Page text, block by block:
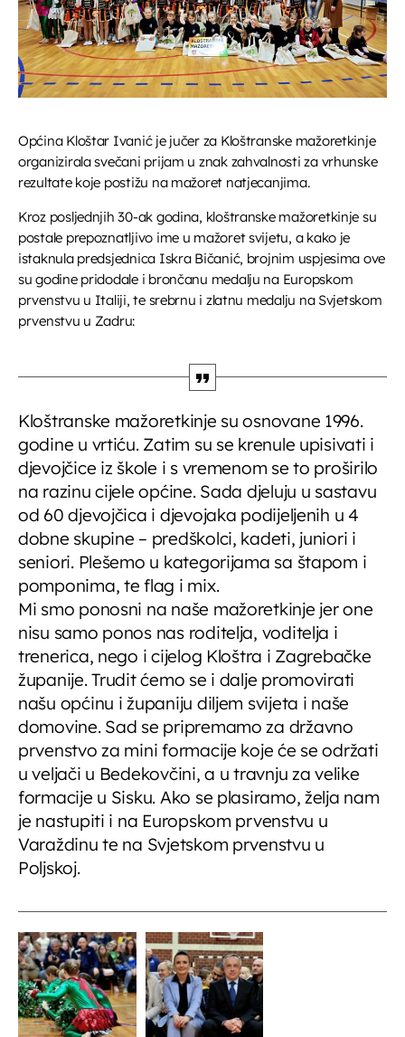
UPRAVO ETERU
Glazba
08:15 - 08:45 more_vert
Glazbeni blok
Opustite se uz odabrane glazbene hitove između
emisija. Blok dobre glazbe donosi lagane ritmove,
close
DANAS NA PROGRAMU
08:45 - 09:00
Radio vremeplov
radnim danom i subotom u 9,00 (do 5
min), repriza u 16,30
09:00 - 09:40
Obavijesti
09:40 - 09:45
EPP reklame
09:45 - 10:00
Telefonski oglasi
10:00 - 10:15
Općina Kloštar Ivanić je jučer za Kloštranske mažoretkinje
organizirala svečani prijam u znak zahvalnosti za vrhunske
rezultate koje postižu na mažoret natjecanjima.
Kroz posljednjih 30-ak godina, kloštranske mažoretkinje su
postale prepoznatljivo ime u mažoret svijetu, a kako je
istaknula predsjednica Iskra Bičanić, brojnim uspjesima ove
su godine pridodale i brončanu medalju na Europskom
prvenstvu u Italiji, te srebrnu i zlatnu medalju na Svjetskom
prvenstvu u Zadru:
Kloštranske mažoretkinje su osnovane 1996.
godine u vrtiću. Zatim su se krenule upisivati i
djevojčice iz škole i s vremenom se to proširilo
na razinu cijele općine. Sada djeluju u sastavu
od 60 djevojčica i djevojaka podijeljenih u 4
dobne skupine – predškolci, kadeti, juniori i
seniori. Plešemo u kategorijama sa štapom i
pomponima, te flag i mix.
Mi smo ponosni na naše mažoretkinje jer one
nisu samo ponos nas roditelja, voditelja i
trenerica, nego i cijelog Kloštra i Zagrebačke
županije. Trudit ćemo se i dalje promovirati
našu općinu i županiju diljem svijeta i naše
domovine. Sad se pripremamo za državno
prvenstvo za mini formacije koje će se održati
u veljači u Bedekovčini, a u travnju za velike
formacije u Sisku. Ako se plasiramo, želja nam
je nastupiti i na Europskom prvenstvu u
Varaždinu te na Svjetskom prvenstvu u
Poljskoj.